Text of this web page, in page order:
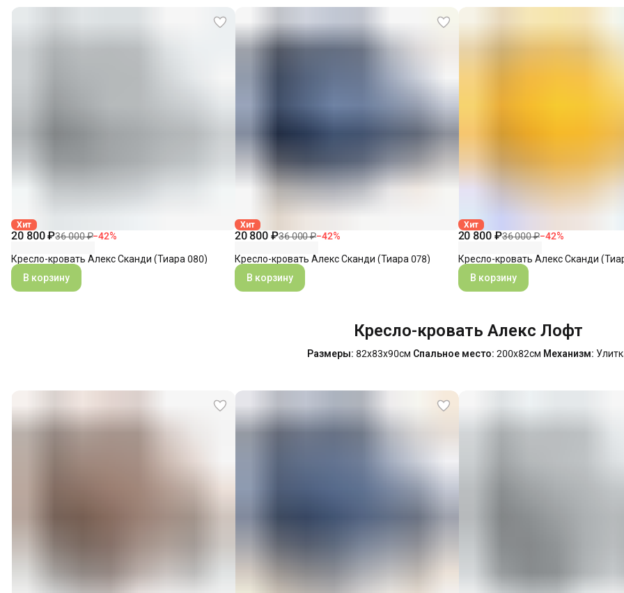
Хит
20 800 ₽36 000 ₽−42%
Кресло-кровать Алекс Сканди (Тиара 080)
В корзину
Хит
20 800 ₽36 000 ₽−42%
Кресло-кровать Алекс Сканди (Тиара 078)
В корзину
Хит
20 800 ₽36 000 ₽−42%
Кресло-кровать Алекс Сканди
В корзину
Кресло-кровать Алекс Лофт
Размеры: 82х83х90см Спальное место: 200х82см Механизм: